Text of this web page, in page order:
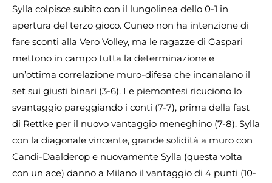
Sylla colpisce subito con il lungolinea dello 0-1 in
apertura del terzo gioco. Cuneo non ha intenzione di
fare sconti alla Vero Volley, ma le ragazze di Gaspari
mettono in campo tutta la determinazione e
un’ottima correlazione muro-difesa che incanalano il
set sui giusti binari (3-6). Le piemontesi ricuciono lo
svantaggio pareggiando i conti (7-7), prima della fast
di Rettke per il nuovo vantaggio meneghino (7-8). Sylla
con la diagonale vincente, grande solidità a muro con
Candi-Daalderop e nuovamente Sylla (questa volta
con un ace) danno a Milano il vantaggio di 4 punti (10-